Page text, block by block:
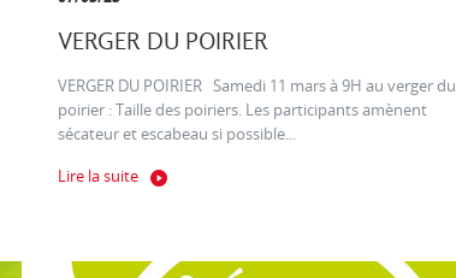
VERGER DU POIRIER
VERGER DU POIRIER Samedi 11 mars à 9H au verger du
poirier : Taille des poiriers. Les participants amènent
sécateur et escabeau si possible...
Lire la suite